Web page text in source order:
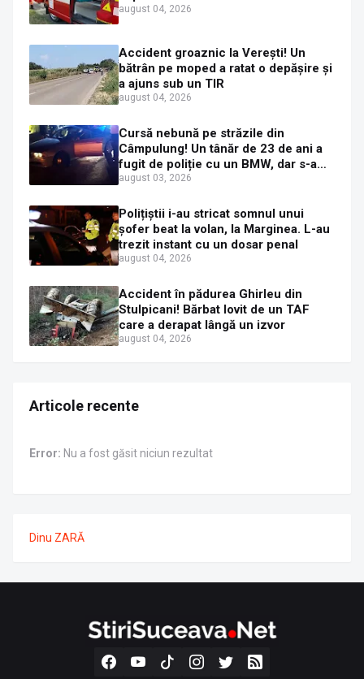
august 04, 2026
Accident groaznic la Verești! Un
bătrân pe moped a ratat o depășire și
a ajuns sub un TIR
august 04, 2026
Cursă nebună pe străzile din
Câmpulung! Un tânăr de 23 de ani a
fugit de poliție cu un BMW, dar s-a
oprit într-un gard de pe strada
august 03, 2026
Polițiștii i-au stricat somnul unui
șofer beat la volan, la Marginea. L-au
trezit instant cu un dosar penal
august 04, 2026
Accident în pădurea Ghirleu din
Stulpicani! Bărbat lovit de un TAF
care a derapat lângă un izvor
august 04, 2026
Articole recente
Error: Nu a fost găsit niciun rezultat
Dinu ZARĂ